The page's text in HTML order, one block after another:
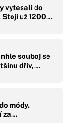
vytesali do
Stojí už 1200…
souboj se
dřív,…
módy.
za…